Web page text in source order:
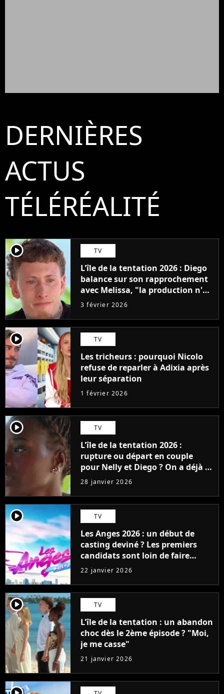
DERNIÈRES
ACTUS
TÉLÉRÉALITÉ
player2 TV
L'île de la tentation 2026 : Diego
balance sur son rapprochement
avec Melissa, "la production n'a
pas voulu vous montrer"
3 février 2026
player2 TV
Les tricheurs : pourquoi Nicolo
refuse de reparler à Adixia après
leur séparation
1 février 2026
player2 TV
L'île de la tentation 2026 :
rupture ou départ en couple
pour Nelly et Diego ? On a déjà la
réponse avec une surprise de
dernière minute
28 janvier 2026
player2 TV
Les Anges 2026 : un début de
casting deviné ? Les premiers
candidats sont loin de faire
l'unanimité
22 janvier 2026
player2 TV
L'île de la tentation : un abandon
choc dès le 2ème épisode ? "Moi,
je me casse"
21 janvier 2026